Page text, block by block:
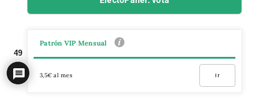
Patrón VIP Mensual
3,5€ al mes Ir
49